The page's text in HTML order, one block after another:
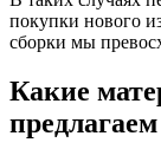
покупки нового
сборки мы
Какие